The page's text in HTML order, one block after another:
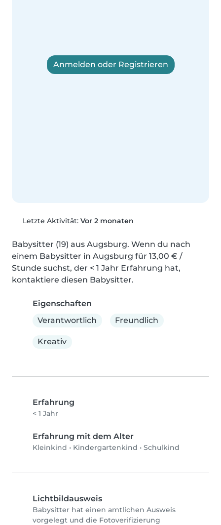
Anmelden oder Registrieren
Letzte Aktivität: Vor 2 monaten
Babysitter (19) aus Augsburg. Wenn du nach
einem Babysitter in Augsburg für 13,00 € /
Stunde suchst, der < 1 Jahr Erfahrung hat,
kontaktiere diesen Babysitter.
Eigenschaften
Verantwortlich
Freundlich
Kreativ
Erfahrung
< 1 Jahr
Erfahrung mit dem Alter
Kleinkind • Kindergartenkind • Schulkind
Lichtbildausweis
Babysitter hat einen amtlichen Ausweis
vorgelegt und die Fotoverifizierung